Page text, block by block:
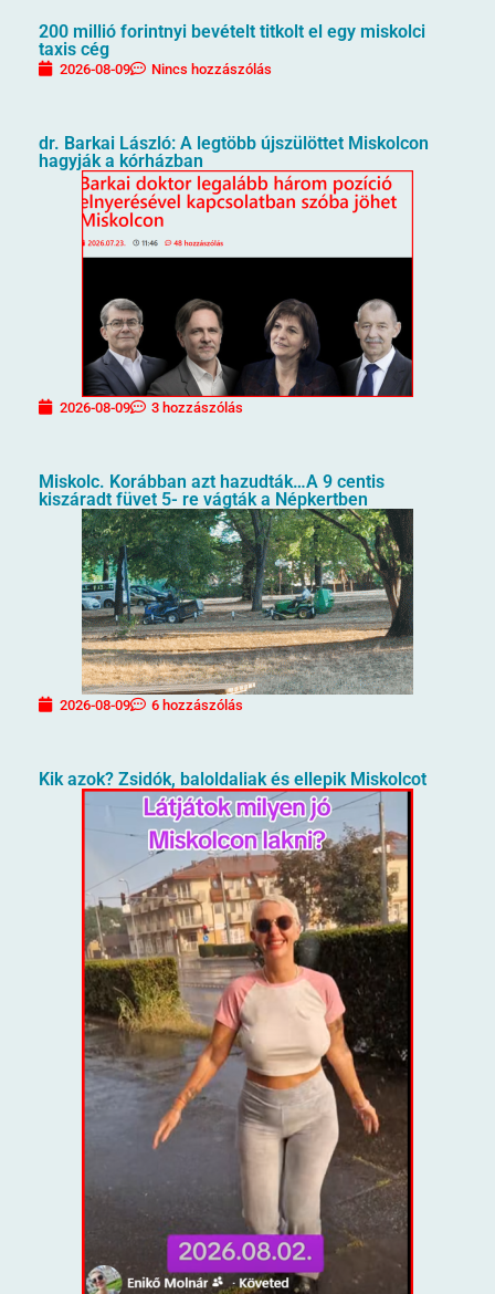
200 millió forintnyi bevételt titkolt el egy miskolci
taxis cég
2026-08-09 Nincs hozzászólás
dr. Barkai László: A legtöbb újszülöttet Miskolcon
hagyják a kórházban
2026-08-09 3 hozzászólás
Miskolc. Korábban azt hazudták…A 9 centis
kiszáradt füvet 5- re vágták a Népkertben
2026-08-09 6 hozzászólás
Kik azok? Zsidók, baloldaliak és ellepik Miskolcot